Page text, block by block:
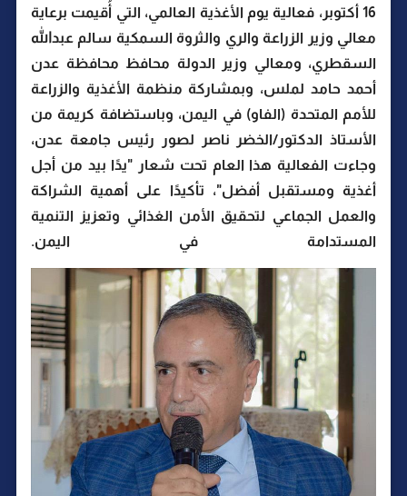
16 أكتوبر، فعالية يوم الأغذية العالمي، التي أُقيمت برعاية
معالي وزير الزراعة والري والثروة السمكية سالم عبدالله
السقطري، ومعالي وزير الدولة محافظ محافظة عدن
أحمد حامد لملس، وبمشاركة منظمة الأغذية والزراعة
للأمم المتحدة (الفاو) في اليمن، وباستضافة كريمة من
الأستاذ الدكتور/الخضر ناصر لصور رئيس جامعة عدن،
وجاءت الفعالية هذا العام تحت شعار "يدًا بيد من أجل
أغذية ومستقبل أفضل"، تأكيدًا على أهمية الشراكة
والعمل الجماعي لتحقيق الأمن الغذائي وتعزيز التنمية
المستدامة في اليمن.